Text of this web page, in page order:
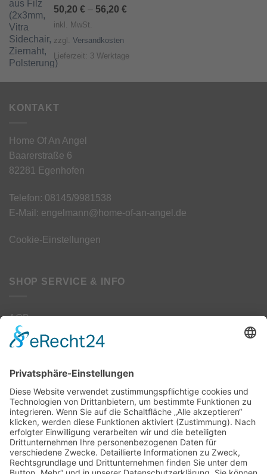
50,20 € – 56,20 €
inkl. MwSt.
zzgl. Versandkosten
Lieferzeit: 3 Werktage
KONTAKT
Home Of An Angel
Baarerstraße 6
82281 Egenhofen
Telefon: 08145/9981538
E-Mail: engelmann@home-of-an-angel.de
Cookie-Einstellungen
SHOP SERVICE & INFO
AGB
Datenschutz
Impressum
Widerrufsbelehrung
Widerrufsformular
Zahlung/Versand